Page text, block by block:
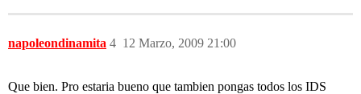
napoleondinamita 12 Marzo, 2009 21:00
4
Que bien. Pro estaria bueno que tambien pongas todos los IDS